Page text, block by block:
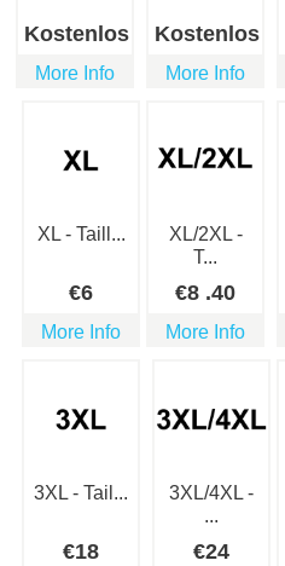
Kostenlos
More Info
Kostenlos
More Info
XL - Taill...
€6
More Info
XL/2XL -
T...
€8 .40
More Info
3XL - Tail...
€18
3XL/4XL -
...
€24